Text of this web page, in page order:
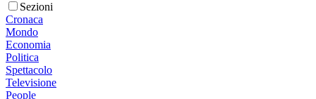
Sezioni
Cronaca
Mondo
Economia
Politica
Spettacolo
Televisione
People